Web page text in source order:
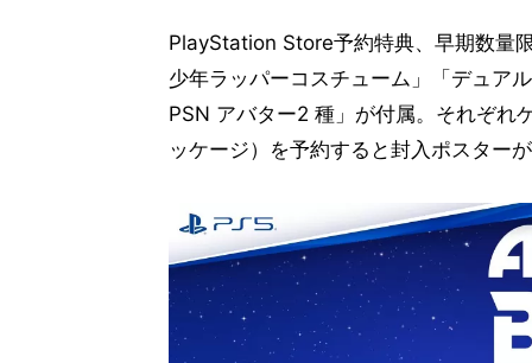
PlayStation Store予約特典、早期数量
少年ラッパーコスチューム」「デュア
PSN アバター2 種」が付属。それぞれ
ッケージ）を予約すると封入ポスター